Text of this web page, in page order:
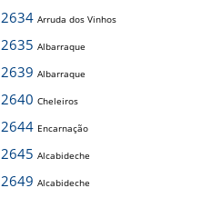
2634 Arruda dos Vinhos
2635 Albarraque
2639 Albarraque
2640 Cheleiros
2644 Encarnação
2645 Alcabideche
2649 Alcabideche